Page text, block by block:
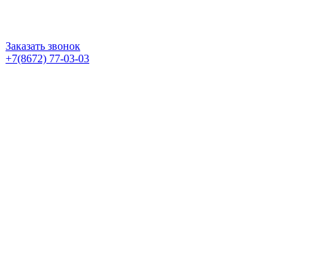
Заказать звонок
+7(8672) 77-03-03